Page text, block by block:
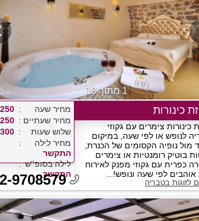
1 מתוך 18
כינורות
כינורות צימרים עם גקוזי
לנופש או לפי שעה, במיקום
מול נופיה הקסומים של הכנרת,
בוטיק רומנטיות או צימרים
כפרית עם גקוזי מפנק לאירוח
אוהבים לפי שעה ונופש!...
לזוגות בטבריה
מחיר שעה
250 ₪
מחיר שעתיים
250 ₪
שלוש שעות
300 ₪
מחיר לילה
התקשר
לילה בסופ''ש
התקשר
9708579